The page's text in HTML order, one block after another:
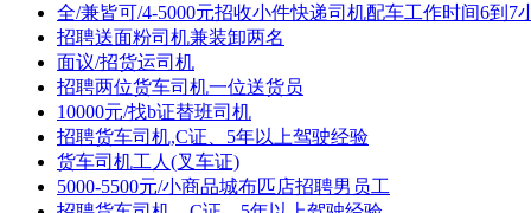
全/兼皆可/4-5000元招收小件快递司机配车工作时间6到7
招聘送面粉司机兼装卸两名
面议/招货运司机
招聘两位货车司机一位送货员
10000元/找b证替班司机
招聘货车司机,C证、5年以上驾驶经验
货车司机工人(叉车证)
5000-5500元/小商品城布匹店招聘男员工